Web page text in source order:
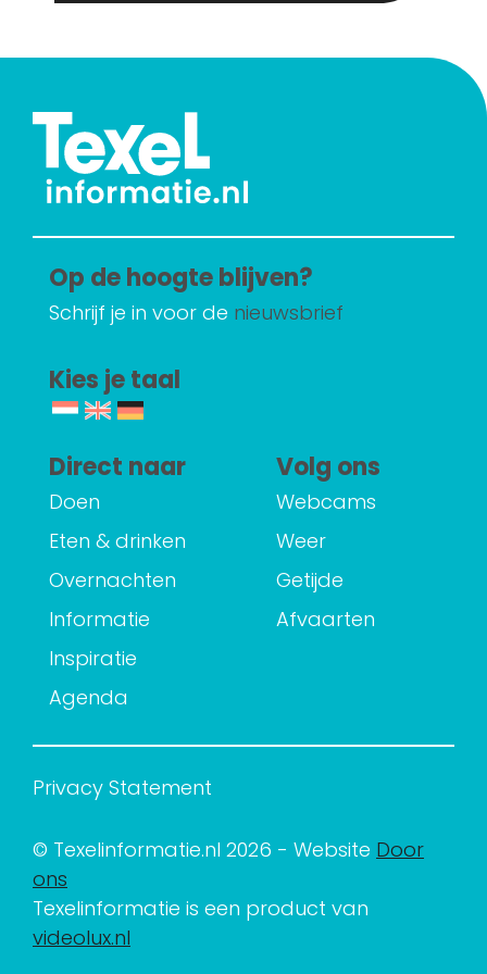
Op de hoogte blijven?
Schrijf je in voor de nieuwsbrief
Kies je taal
Direct naar
Doen
Eten & drinken
Overnachten
Informatie
Inspiratie
Agenda
Volg ons
Webcams
Weer
Getijde
Afvaarten
Privacy Statement
© Texelinformatie.nl 2026 - Website Door
ons
Texelinformatie is een product van
videolux.nl